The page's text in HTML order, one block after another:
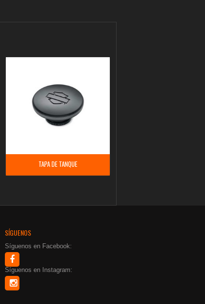
TAPA DE TANQUE
SÍGUENOS
Síguenos en Facebook:
Síguenos en Instagram: